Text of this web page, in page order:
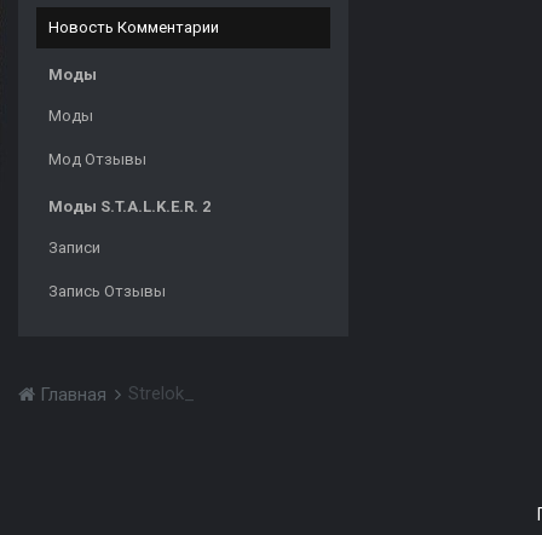
Новость Комментарии
Моды
Моды
Мод Отзывы
Моды S.T.A.L.K.E.R. 2
Записи
Запись Отзывы
Главная Strelok_